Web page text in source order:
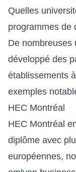
Quelles
programmes de
De nombreuses
développé des
établissements
exemples
HEC Montréal
HEC Montréal
diplôme avec
européennes,